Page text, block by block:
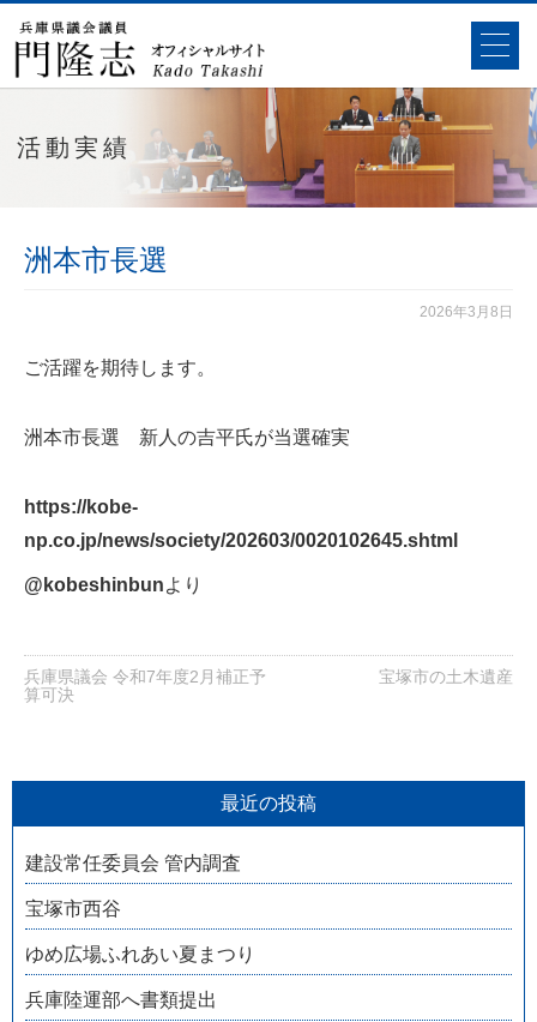
活動実績
洲本市長選
2026年3月8日
ご活躍を期待します。
洲本市長選 新人の吉平氏が当選確実
https://kobe-
np.co.jp/news/society/202603/0020102645.shtml
@kobeshinbunより
兵庫県議会 令和7年度2月補正予
算可決
宝塚市の土木遺産
最近の投稿
建設常任委員会 管内調査
宝塚市西谷
ゆめ広場ふれあい夏まつり
兵庫陸運部へ書類提出